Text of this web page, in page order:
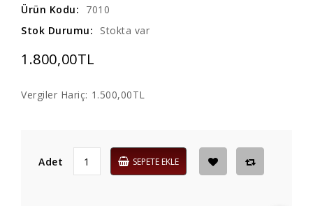
Ürün Kodu:
7010
Stok Durumu:
Stokta var
1.800,00TL
Vergiler Hariç: 1.500,00TL
Adet SEPETE EKLE